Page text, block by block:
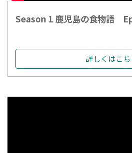
Season 1 鹿児島の食物語
詳しくはこち